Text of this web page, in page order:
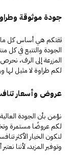
جودة موثوقة
ثقتكم هي أساس كل ما
الجودة والتتبع في كل
المزرعة إلى الرف،
لكم طراوة لا مثيل لها
عروض وأسعار
نؤمن بأن الجودة
لكم عروضًا مستمرة
لنكون الخيار الأكثر
وتوفير المزيد، لأننا